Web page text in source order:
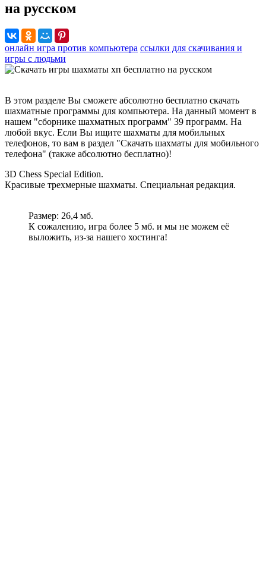
на русском
онлайн игра против компьютера ссылки для скачивания и
игры с людьми
В этом разделе Вы сможете абсолютно бесплатно скачать
шахматные программы для компьютера. На данный момент в
нашем "сборнике шахматных программ" 39 программ. На
любой вкус. Если Вы ищите шахматы для мобильных
телефонов, то вам в раздел "Скачать шахматы для мобильного
телефона" (также абсолютно бесплатно)!
3D Chess Special Edition.
Красивые трехмерные шахматы. Специальная редакция.
Размер: 26,4 мб.
К сожалению, игра более 5 мб. и мы не можем её
выложить, из-за нашего хостинга!